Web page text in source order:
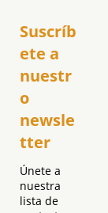
Suscríb
ete a
nuestr
o
newsle
tter
Únete a
nuestra
lista de